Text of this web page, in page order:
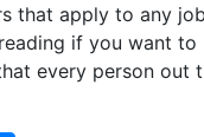
that apply to any
if you want to
every person out